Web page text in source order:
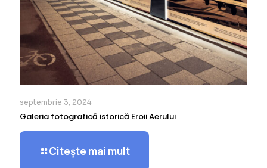
septembrie 3, 2024
Galeria fotografică istorică Eroii Aerului
Citește mai mult